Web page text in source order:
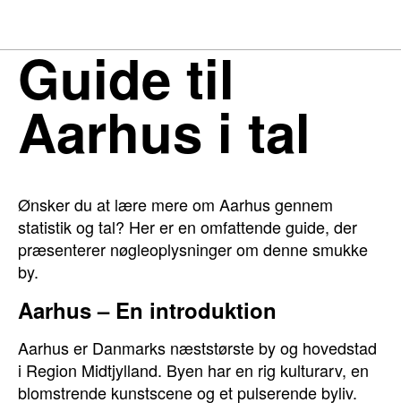
Guide til
Aarhus i tal
Ønsker du at lære mere om Aarhus gennem
statistik og tal? Her er en omfattende guide, der
præsenterer nøgleoplysninger om denne smukke
by.
Aarhus – En introduktion
Aarhus er Danmarks næststørste by og hovedstad
i Region Midtjylland. Byen har en rig kulturarv, en
blomstrende kunstscene og et pulserende byliv.